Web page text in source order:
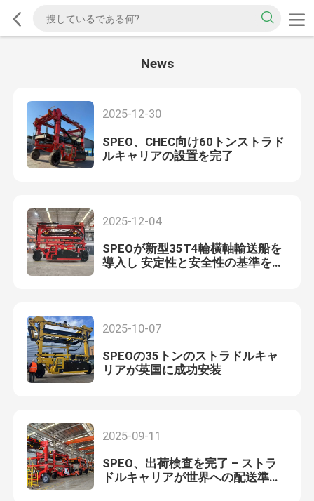
News
2025-12-30
SPEO、CHEC向け60トンストラド
ルキャリアの設置を完了
2025-12-04
SPEOが新型35T4輪横軸輸送船を
導入し 安定性と安全性の基準を確
2025-10-07
SPEOの35トンのストラドルキャ
リアが英国に成功安装
2025-09-11
SPEO、出荷検査を完了 – ストラ
ドルキャリアが世界への配送準備